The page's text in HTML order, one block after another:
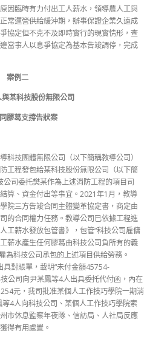
因臨時有力付出工人薪水，領導農人工與
常運營供給緩沖期，辦事保證企業久遠成
協定但不克不及即時實行的現實情形，查
當事人以息爭協定為基本告竣調停，完成
案例二
某科技股份無限公司
膠葛支撐告狀案
導科技團體無限公司（以下簡稱教導公司）
工程發包給某科技股份無限公司（以下簡
司委托樊某作為上述消防工程的項目司
算、資金付出等事宜。2021年1月，教導
院三方告竣合同主體變革協定書，商定由
的合同權力任務。教導公司已依據工程進
工薪水發放包管書》，包管“科技公司雇傭
薪水產生任何膠葛由科技公司負所有的義
為科技公司承包的上述項目供給勞務。
對賬單，載明“未付金額45754-
公司向尹某鳳等4人出具委托代付函，內在
元，我司批准某個人工作技巧學院一期消
4人向科技公司、某個人工作技巧學院索
市休息監察年夜隊、信訪局、人社局反應
得有用處置。